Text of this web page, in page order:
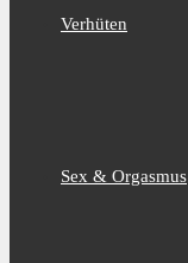
Verhüten
Sex & Orgasmus